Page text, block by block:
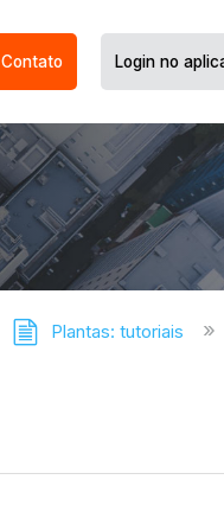
Contato Login no
Plantas: tutoriais